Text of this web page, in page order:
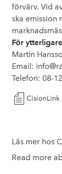
förvärv. Vid
ska emission
För
Martin
Email:
Telefon: 08-
CisionLink
Läs mer hos
Read more